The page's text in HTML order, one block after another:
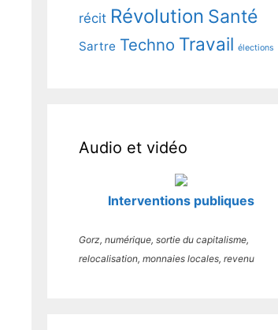
récit Révolution Santé
Sartre Techno Travail élections
Audio et vidéo
Interventions publiques
Gorz, numérique, sortie du capitalisme,
relocalisation, monnaies locales, revenu